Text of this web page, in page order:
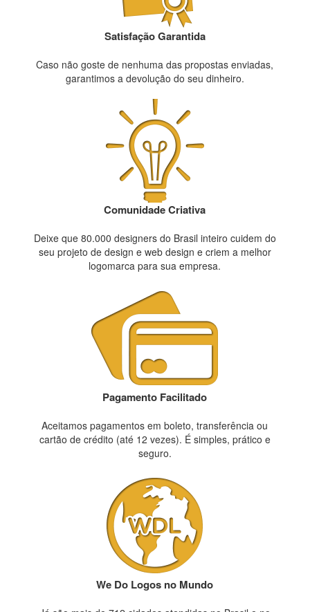
Satisfação Garantida
Caso não goste de nenhuma das propostas enviadas,
garantimos a devolução do seu dinheiro.
Comunidade Criativa
Deixe que 80.000 designers do Brasil inteiro cuidem do
seu projeto de design e web design e criem a melhor
logomarca para sua empresa.
Pagamento Facilitado
Aceitamos pagamentos em boleto, transferência ou
cartão de crédito (até 12 vezes). É simples, prático e
seguro.
We Do Logos no Mundo